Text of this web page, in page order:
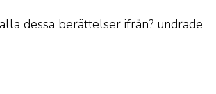
dessa berättelser ifrån? undrade